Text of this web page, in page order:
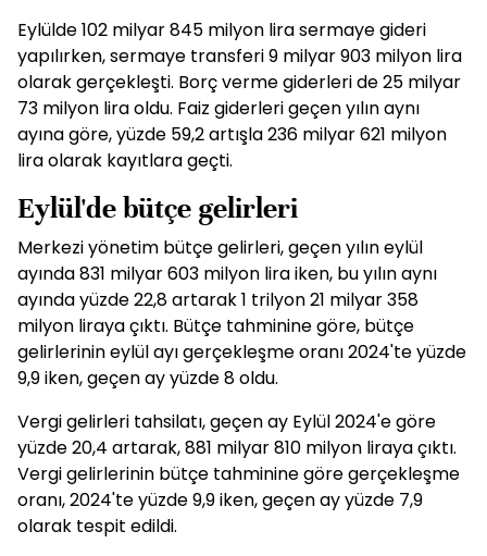
Eylülde 102 milyar 845 milyon lira sermaye gideri
yapılırken, sermaye transferi 9 milyar 903 milyon lira
olarak gerçekleşti. Borç verme giderleri de 25 milyar
73 milyon lira oldu. Faiz giderleri geçen yılın aynı
ayına göre, yüzde 59,2 artışla 236 milyar 621 milyon
lira olarak kayıtlara geçti.
Eylül'de bütçe gelirleri
Merkezi yönetim bütçe gelirleri, geçen yılın eylül
ayında 831 milyar 603 milyon lira iken, bu yılın aynı
ayında yüzde 22,8 artarak 1 trilyon 21 milyar 358
milyon liraya çıktı. Bütçe tahminine göre, bütçe
gelirlerinin eylül ayı gerçekleşme oranı 2024'te yüzde
9,9 iken, geçen ay yüzde 8 oldu.
Vergi gelirleri tahsilatı, geçen ay Eylül 2024'e göre
yüzde 20,4 artarak, 881 milyar 810 milyon liraya çıktı.
Vergi gelirlerinin bütçe tahminine göre gerçekleşme
oranı, 2024'te yüzde 9,9 iken, geçen ay yüzde 7,9
olarak tespit edildi.